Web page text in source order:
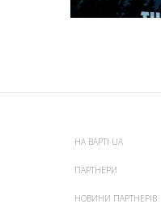
НА ВАРТІ UA
ПАРТНЕРИ
НОВИНИ ПАРТНЕРІВ